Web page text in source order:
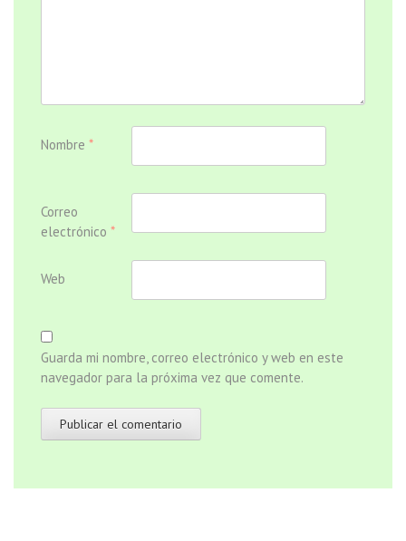
Nombre *
Correo
electrónico *
Web
Guarda mi nombre, correo electrónico y web en este
navegador para la próxima vez que comente.